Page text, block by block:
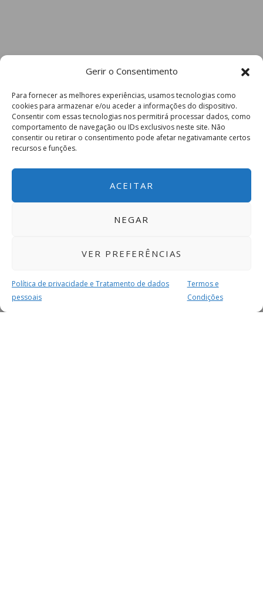
Gerir o Consentimento
Para fornecer as melhores experiências, usamos tecnologias como
cookies para armazenar e/ou aceder a informações do dispositivo.
Consentir com essas tecnologias nos permitirá processar dados, como
comportamento de navegação ou IDs exclusivos neste site. Não
consentir ou retirar o consentimento pode afetar negativamante certos
recursos e funções.
ACEITAR
NEGAR
VER PREFERÊNCIAS
Política de privacidade e Tratamento de dados
pessoais
Termos e
Condições